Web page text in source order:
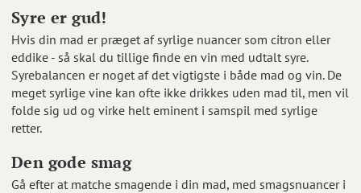
Syre er gud!
Hvis din mad er præget af syrlige nuancer som citron eller
eddike - så skal du tillige finde en vin med udtalt syre.
Syrebalancen er noget af det vigtigste i både mad og vin. De
meget syrlige vine kan ofte ikke drikkes uden mad til, men vil
folde sig ud og virke helt eminent i samspil med syrlige
retter.
Den gode smag
Gå efter at matche smagende i din mad, med smagsnuancer i